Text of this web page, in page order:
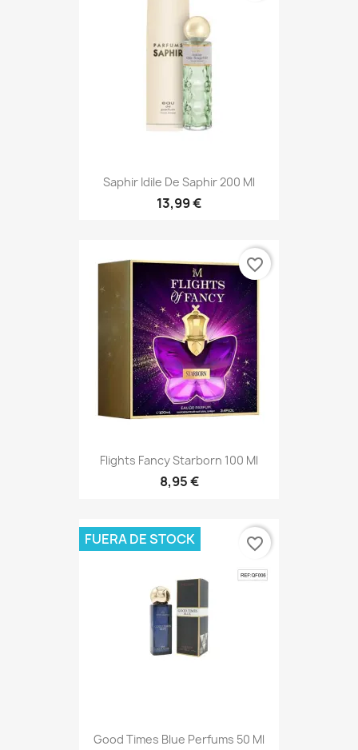
Saphir Idile De Saphir 200 Ml
13,99 €
Flights Fancy Starborn 100 Ml
8,95 €
favorite_border
Good Times Blue Perfums 50 Ml
FUERA DE STOCK favorite_border